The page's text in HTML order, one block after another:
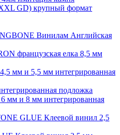
GD) крупный формат
Винилам Английская
французская елка 8,5 мм
мм и 5,5 мм интегрированная
подложка
и 8 мм интегрированная
GLUE Клеевой винил 2,5